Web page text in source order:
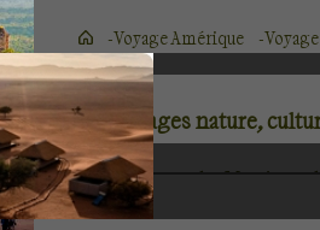
Voyage Amérique
pour des voyages nature,
précolombiennes, le
incroyables sites